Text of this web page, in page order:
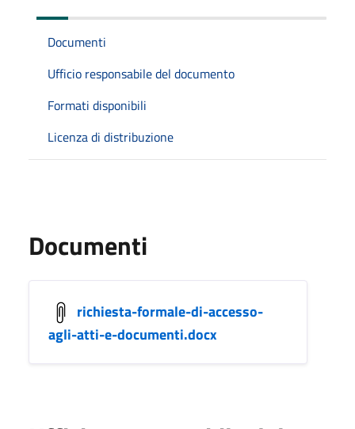
Documenti
Ufficio responsabile del documento
Formati disponibili
Licenza di distribuzione
Documenti
richiesta-formale-di-accesso-
agli-atti-e-documenti.docx